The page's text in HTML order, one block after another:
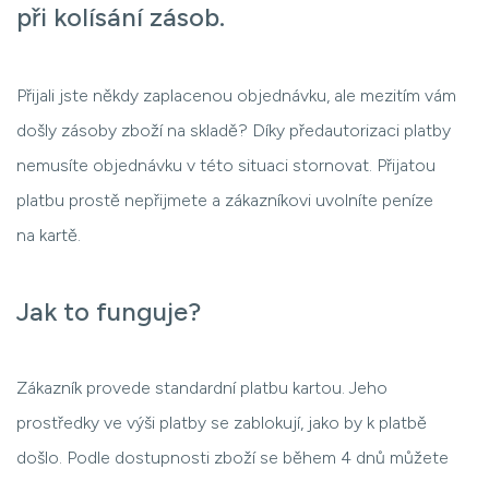
při kolísání zásob.
Přijali jste někdy zaplacenou objednávku, ale mezitím vám
došly zásoby zboží na skladě? Díky předautorizaci platby
nemusíte objednávku v této situaci stornovat. Přijatou
platbu prostě nepřijmete a zákazníkovi uvolníte peníze
na kartě.
Jak to funguje?
Zákazník provede standardní platbu kartou. Jeho
prostředky ve výši platby se zablokují, jako by k platbě
došlo. Podle dostupnosti zboží se během 4 dnů můžete